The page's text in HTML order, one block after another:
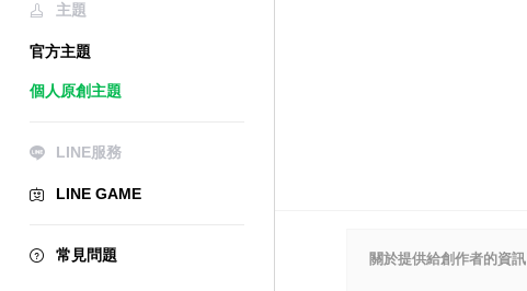
主題
官方主題
個人原創主題
LINE服務
LINE GAME
常見問題 關於提供給創作者的資訊